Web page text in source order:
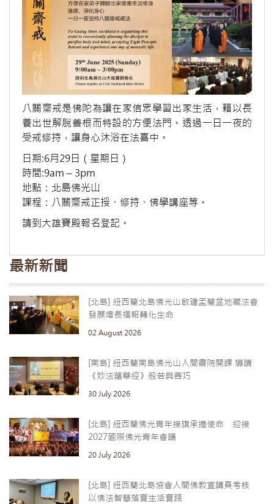
八關齋戒是佛陀為讓在家信眾學習出家生活，藉以長
養出世解脫善根而特設的方便法門。透過一日一夜的
受戒修持，讓身心沐浴在法喜中。
日期:6月29日（星期日）
時間:9am – 3pm
地點：北島佛光山
課程：八關齋戒正授、修持、佛學講座等。
請到大雄寶殿報名登記。
最新新聞
[北島] 紐西蘭北島佛光山啟建盂蘭盆地藏法會
發願增長福報轉化生命
02 August 2026
[南島] 紐西蘭南島佛光山人間書院開課 導讀
《妙法蓮華經》般若與善巧
30 July 2026
[北島] 紐西蘭佛光青年接旗承擔使命 迎接
2027國際佛光青年會議
20 July 2026
[北島] 紐西蘭北島協會人間佛教宣講員考核
以佛法智慧落實生活實踐